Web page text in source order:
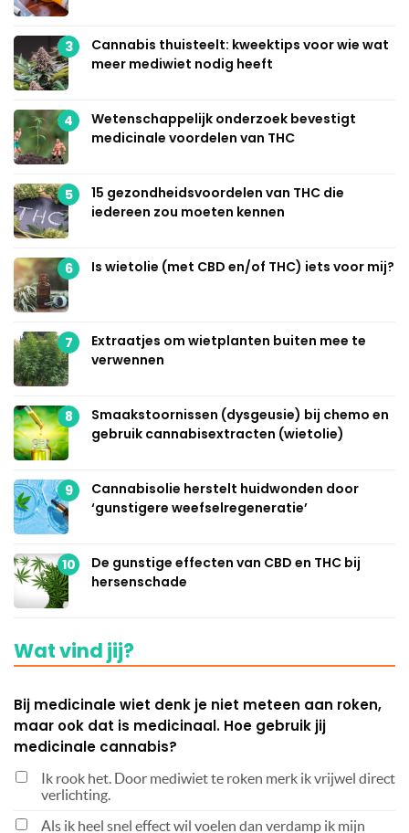
3
Cannabis thuisteelt: kweektips voor wie wat
meer mediwiet nodig heeft
4
Wetenschappelijk onderzoek bevestigt
medicinale voordelen van THC
5
15 gezondheidsvoordelen van THC die
iedereen zou moeten kennen
6 Is wietolie (met CBD en/of THC) iets voor mij?
7
Extraatjes om wietplanten buiten mee te
verwennen
8
Smaakstoornissen (dysgeusie) bij chemo en
gebruik cannabisextracten (wietolie)
9
Cannabisolie herstelt huidwonden door
‘gunstigere weefselregeneratie’
10
De gunstige effecten van CBD en THC bij
hersenschade
Wat vind jij?
Bij medicinale wiet denk je niet meteen aan roken,
maar ook dat is medicinaal. Hoe gebruik jij
medicinale cannabis?
Ik rook het. Door mediwiet te roken merk ik vrijwel direct
verlichting.
Als ik heel snel effect wil voelen dan verdamp ik mijn